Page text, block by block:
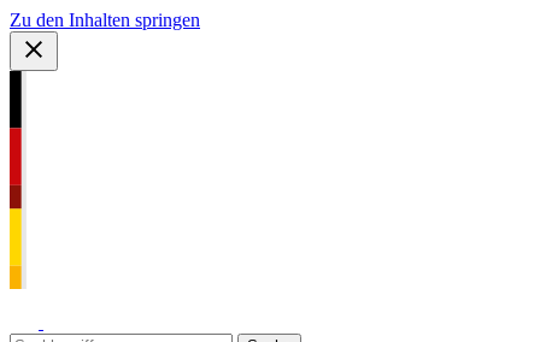
Zu den Inhalten springen